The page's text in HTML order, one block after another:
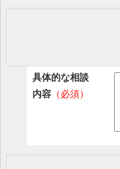
具体的な相談
内容 （必須）